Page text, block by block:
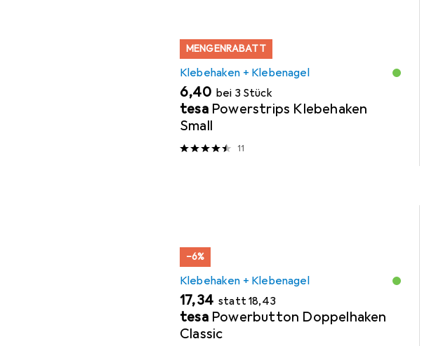
MENGENRABATT
Klebehaken + Klebenagel
EUR
6,40 bei 3 Stück
tesa Powerstrips Klebehaken
Small
11
−6%
Klebehaken + Klebenagel
EUR
17,34 stattEUR
18,43
tesa Powerbutton Doppelhaken
Classic